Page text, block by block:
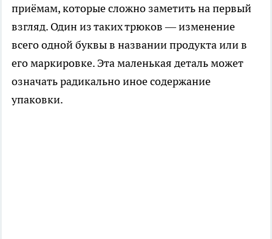
приёмам, которые сложно заметить на первый
взгляд. Один из таких трюков — изменение
всего одной буквы в названии продукта или в
его маркировке. Эта маленькая деталь может
означать радикально иное содержание
упаковки.